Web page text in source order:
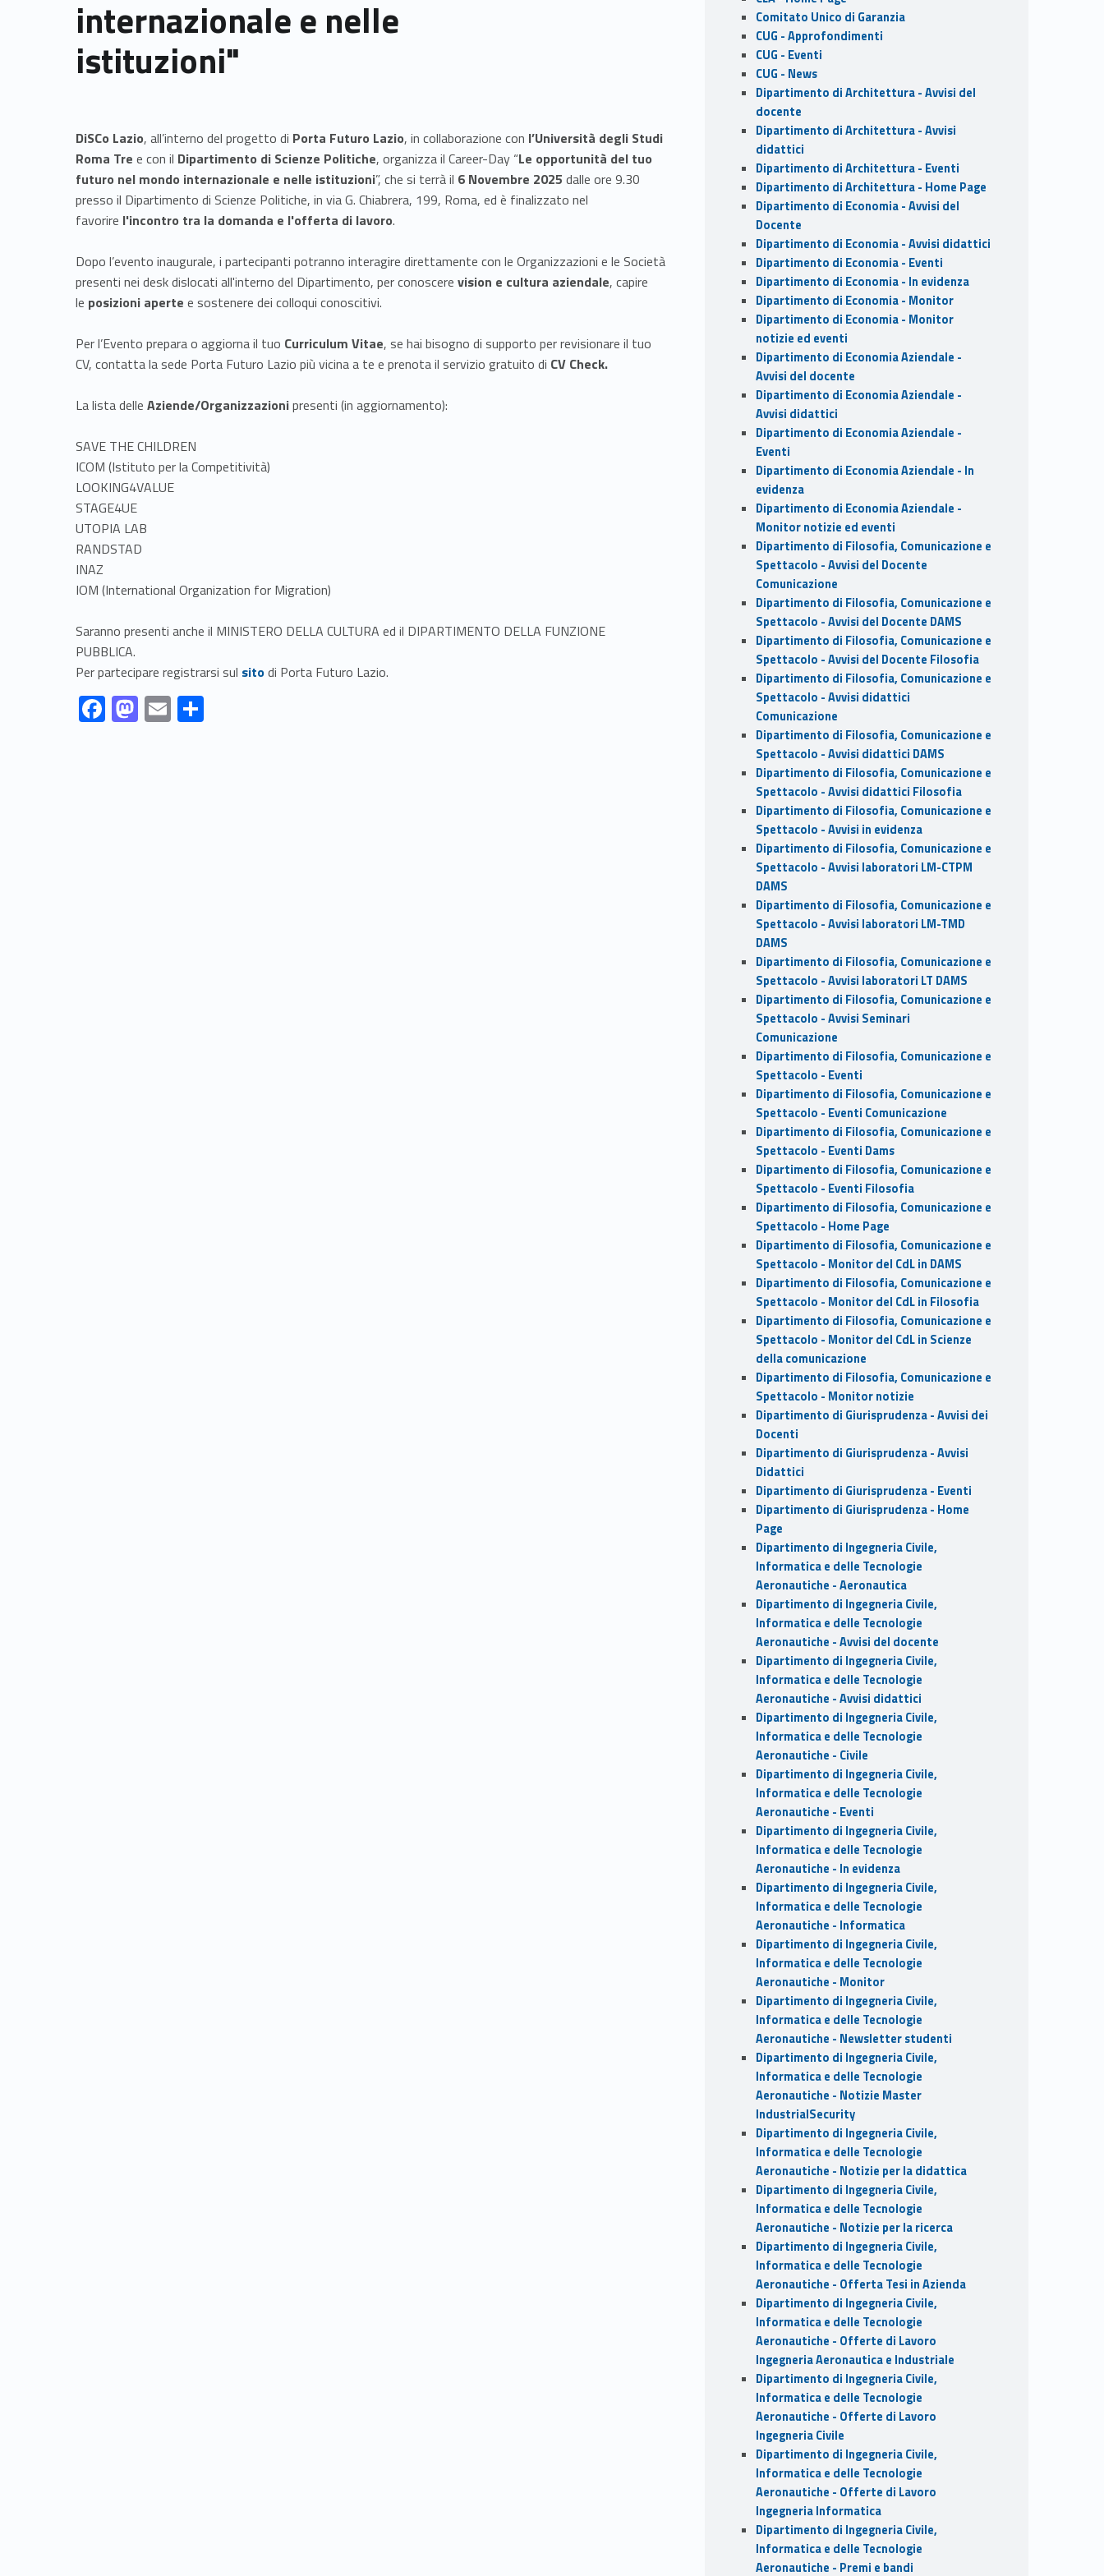
internazionale e nelle
istituzioni"
DiSCo Lazio, all’interno del progetto di Porta Futuro Lazio, in collaborazione con l’Università degli Studi
Roma Tre e con il Dipartimento di Scienze Politiche, organizza il Career-Day “Le opportunità del tuo
futuro nel mondo internazionale e nelle istituzioni”, che si terrà il 6 Novembre 2025 dalle ore 9.30
presso il Dipartimento di Scienze Politiche, in via G. Chiabrera, 199, Roma, ed è finalizzato nel
favorire l'incontro tra la domanda e l'offerta di lavoro.
Dopo l’evento inaugurale, i partecipanti potranno interagire direttamente con le Organizzazioni e le Società
presenti nei desk dislocati all'interno del Dipartimento, per conoscere vision e cultura aziendale, capire
le posizioni aperte e sostenere dei colloqui conoscitivi.
Per l’Evento prepara o aggiorna il tuo Curriculum Vitae, se hai bisogno di supporto per revisionare il tuo
CV, contatta la sede Porta Futuro Lazio più vicina a te e prenota il servizio gratuito di CV Check.
La lista delle Aziende/Organizzazionipresenti (in aggiornamento):
SAVE THE CHILDREN
ICOM (Istituto per la Competitività)
LOOKING4VALUE
STAGE4UE
UTOPIA LAB
RANDSTAD
INAZ
IOM (International Organization for Migration)
Saranno presenti anche il MINISTERO DELLA CULTURA ed il DIPARTIMENTO DELLA FUNZIONE
PUBBLICA.
Per partecipare registrarsi sul sitodi Porta Futuro Lazio.
Link identifier #identifier__147344-1
F
ac
Link identifier #identifier__23739-2 M
as
Link identifier #identifier__84851-3 E
m
Link identifier #identifier__160760-4
Comitato Unico di Garanzia
CUG - Approfondimenti
CUG - Eventi
CUG - News
Dipartimento di Architettura - Avvisi del
docente
Dipartimento di Architettura - Avvisi
didattici
Dipartimento di Architettura - Eventi
Dipartimento di Architettura - Home Page
Dipartimento di Economia - Avvisi del
Docente
Dipartimento di Economia - Avvisi didattici
Dipartimento di Economia - Eventi
Dipartimento di Economia - In evidenza
Dipartimento di Economia - Monitor
Dipartimento di Economia - Monitor
notizie ed eventi
Dipartimento di Economia Aziendale -
Avvisi del docente
Dipartimento di Economia Aziendale -
Avvisi didattici
Dipartimento di Economia Aziendale -
Eventi
Dipartimento di Economia Aziendale - In
evidenza
Dipartimento di Economia Aziendale -
Monitor notizie ed eventi
Dipartimento di Filosofia, Comunicazione e
Spettacolo - Avvisi del Docente
Comunicazione
Dipartimento di Filosofia, Comunicazione e
Spettacolo - Avvisi del Docente DAMS
Dipartimento di Filosofia, Comunicazione e
Spettacolo - Avvisi del Docente Filosofia
Dipartimento di Filosofia, Comunicazione e
Spettacolo - Avvisi didattici
Comunicazione
Dipartimento di Filosofia, Comunicazione e
Spettacolo - Avvisi didattici DAMS
Dipartimento di Filosofia, Comunicazione e
Spettacolo - Avvisi didattici Filosofia
Dipartimento di Filosofia, Comunicazione e
Spettacolo - Avvisi in evidenza
Dipartimento di Filosofia, Comunicazione e
Spettacolo - Avvisi laboratori LM-CTPM
DAMS
Dipartimento di Filosofia, Comunicazione e
Spettacolo - Avvisi laboratori LM-TMD
DAMS
Dipartimento di Filosofia, Comunicazione e
Spettacolo - Avvisi laboratori LT DAMS
Dipartimento di Filosofia, Comunicazione e
Spettacolo - Avvisi Seminari
Comunicazione
Dipartimento di Filosofia, Comunicazione e
Spettacolo - Eventi
Dipartimento di Filosofia, Comunicazione e
Spettacolo - Eventi Comunicazione
Dipartimento di Filosofia, Comunicazione e
Spettacolo - Eventi Dams
Dipartimento di Filosofia, Comunicazione e
Spettacolo - Eventi Filosofia
Dipartimento di Filosofia, Comunicazione e
Spettacolo - Home Page
Dipartimento di Filosofia, Comunicazione e
Spettacolo - Monitor del CdL in DAMS
Dipartimento di Filosofia, Comunicazione e
Spettacolo - Monitor del CdL in Filosofia
Dipartimento di Filosofia, Comunicazione e
Spettacolo - Monitor del CdL in Scienze
della comunicazione
Dipartimento di Filosofia, Comunicazione e
Spettacolo - Monitor notizie
Dipartimento di Giurisprudenza - Avvisi dei
Docenti
Dipartimento di Giurisprudenza - Avvisi
Didattici
Dipartimento di Giurisprudenza - Eventi
Dipartimento di Giurisprudenza - Home
Page
Dipartimento di Ingegneria Civile,
Informatica e delle Tecnologie
Aeronautiche - Aeronautica
Dipartimento di Ingegneria Civile,
Informatica e delle Tecnologie
Aeronautiche - Avvisi del docente
Dipartimento di Ingegneria Civile,
Informatica e delle Tecnologie
Aeronautiche - Avvisi didattici
Dipartimento di Ingegneria Civile,
Informatica e delle Tecnologie
Aeronautiche - Civile
Dipartimento di Ingegneria Civile,
Informatica e delle Tecnologie
Aeronautiche - Eventi
Dipartimento di Ingegneria Civile,
Informatica e delle Tecnologie
Aeronautiche - In evidenza
Dipartimento di Ingegneria Civile,
Informatica e delle Tecnologie
Aeronautiche - Informatica
Dipartimento di Ingegneria Civile,
Informatica e delle Tecnologie
Aeronautiche - Monitor
Dipartimento di Ingegneria Civile,
Informatica e delle Tecnologie
Aeronautiche - Newsletter studenti
Dipartimento di Ingegneria Civile,
Informatica e delle Tecnologie
Aeronautiche - Notizie Master
IndustrialSecurity
Dipartimento di Ingegneria Civile,
Informatica e delle Tecnologie
Aeronautiche - Notizie per la didattica
Dipartimento di Ingegneria Civile,
Informatica e delle Tecnologie
Aeronautiche - Notizie per la ricerca
Dipartimento di Ingegneria Civile,
Informatica e delle Tecnologie
Aeronautiche - Offerta Tesi in Azienda
Dipartimento di Ingegneria Civile,
Informatica e delle Tecnologie
Aeronautiche - Offerte di Lavoro
Ingegneria Aeronautica e Industriale
Dipartimento di Ingegneria Civile,
Informatica e delle Tecnologie
Aeronautiche - Offerte di Lavoro
Ingegneria Civile
Dipartimento di Ingegneria Civile,
Informatica e delle Tecnologie
Aeronautiche - Offerte di Lavoro
Ingegneria Informatica
Dipartimento di Ingegneria Civile,
Informatica e delle Tecnologie
Aeronautiche - Premi e bandi